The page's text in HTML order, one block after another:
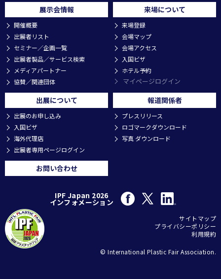
展示会情報
開催概要
出展者リスト
セミナー／企画一覧
出展者製品／サービス検索
メディアパートナー
協賛／関連団体
来場について
来場登録
会場マップ
会場アクセス
入国ビザ
ホテル予約
マイページログイン
出展について
出展のお申し込み
入国ビザ
海外代理店
出展者専用ページログイン
報道関係者
プレスリリース
ロゴマークダウンロード
写真 ダウンロード
お問い合わせ
IPF Japan 2026
インフォメーション
サイトマップ
プライバシーポリシー
利用規約
© International Plastic Fair Association.